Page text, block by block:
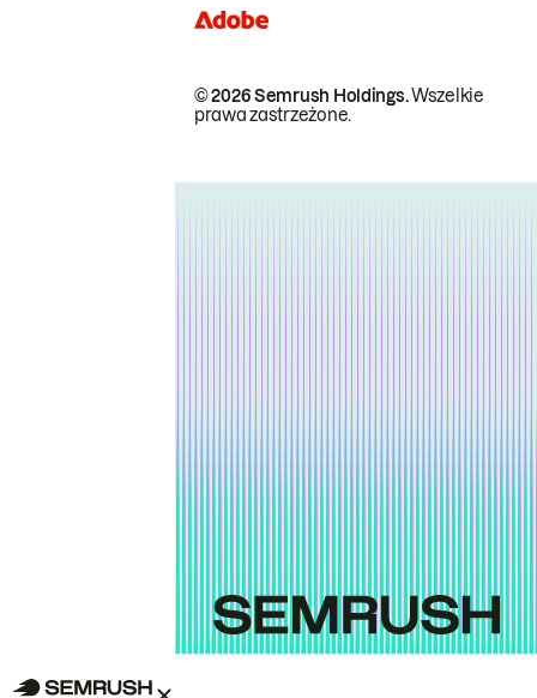
© 2026 Semrush Holdings.Wszelkie
prawa zastrzeżone.